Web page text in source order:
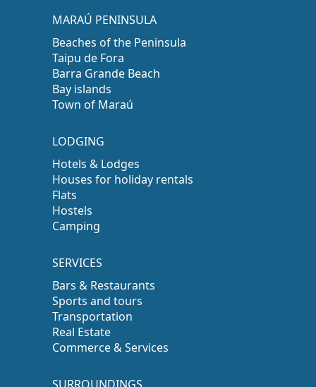
MARAÚ PENINSULA
Beaches of the Peninsula
Taipu de Fora
Barra Grande Beach
Bay islands
Town of Maraú
LODGING
Hotels & Lodges
Houses for holiday rentals
Flats
Hostels
Camping
SERVICES
Bars & Restaurants
Sports and tours
Transportation
Real Estate
Commerce & Services